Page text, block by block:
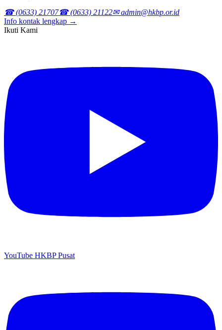
☎ (0633) 21707☎ (0633) 21122✉ admin@hkbp.or.id
Info kontak lengkap →
Ikuti Kami
YouTube HKBP Pusat